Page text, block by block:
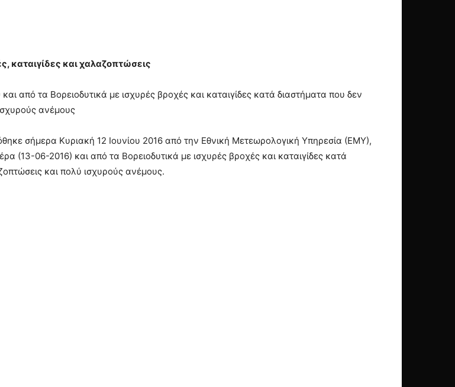
καταιγίδες και χαλαζοπτώσεις
από τα Βορειοδυτικά με ισχυρές βροχές και καταιγίδες κατά διαστήματα που δεν
ανέμους
σήμερα Κυριακή 12 Ιουνίου 2016 από την Εθνική Μετεωρολογική Υπηρεσία (ΕΜΥ),
(13-06-2016) και από τα Βορειοδυτικά με ισχυρές βροχές και καταιγίδες κατά
και πολύ ισχυρούς ανέμους.